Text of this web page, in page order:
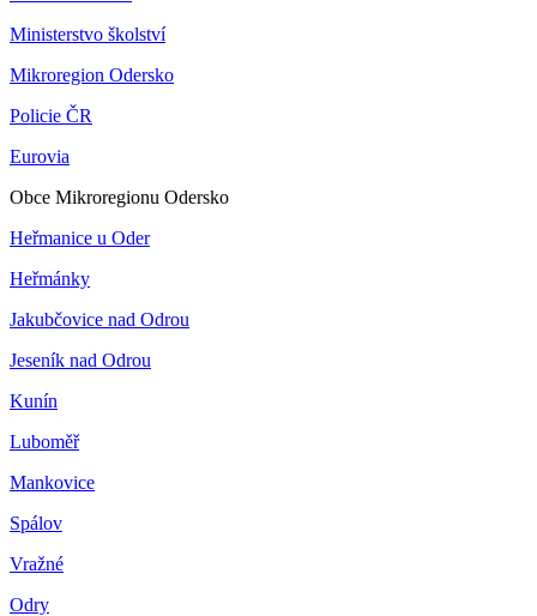
Ministerstvo školství
Mikroregion Odersko
Policie ČR
Eurovia
Obce Mikroregionu Odersko
Heřmanice u Oder
Heřmánky
Jakubčovice nad Odrou
Jeseník nad Odrou
Kunín
Luboměř
Mankovice
Spálov
Vražné
Odry